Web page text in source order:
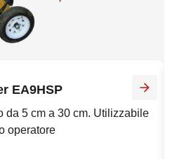
EA9HSP
da 5 cm a 30 cm. Utilizzabile
operatore